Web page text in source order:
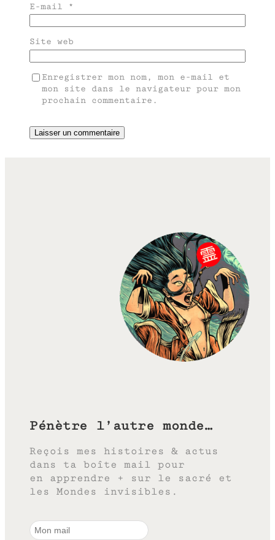
E-mail *
Site web
Enregistrer mon nom, mon e-mail et
mon site dans le navigateur pour mon
prochain commentaire.
Pénètre l’autre monde…
Reçois mes histoires & actus
dans ta boîte mail pour
en apprendre + sur le sacré et
les Mondes invisibles.